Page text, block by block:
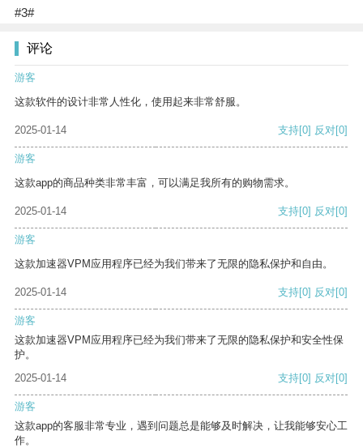
#3#
评论
游客
这款软件的设计非常人性化，使用起来非常舒服。
2025-01-14 支持[0] 反对[0]
游客
这款app的商品种类非常丰富，可以满足我所有的购物需求。
2025-01-14 支持[0] 反对[0]
游客
这款加速器VPM应用程序已经为我们带来了无限的隐私保护和自由。
2025-01-14 支持[0] 反对[0]
游客
这款加速器VPM应用程序已经为我们带来了无限的隐私保护和安全性保
护。
2025-01-14
支持[0] 反对[0]
游客
这款app的客服非常专业，遇到问题总是能够及时解决，让我能够安心工
作。